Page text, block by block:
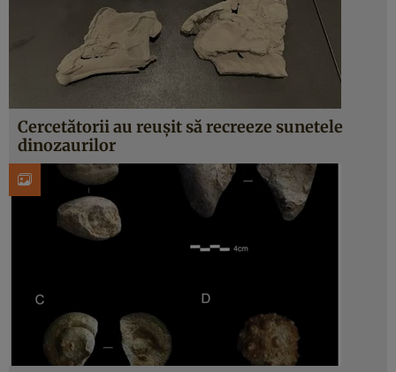
Cercetătorii au reușit să recreeze sunetele
dinozaurilor